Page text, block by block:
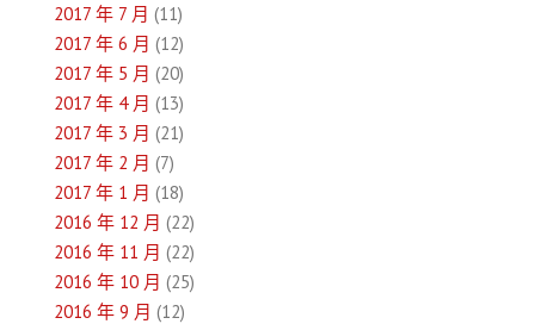
2017 年 7 月 (11)
2017 年 6 月 (12)
2017 年 5 月 (20)
2017 年 4 月 (13)
2017 年 3 月 (21)
2017 年 2 月 (7)
2017 年 1 月 (18)
2016 年 12 月 (22)
2016 年 11 月 (22)
2016 年 10 月 (25)
2016 年 9 月 (12)